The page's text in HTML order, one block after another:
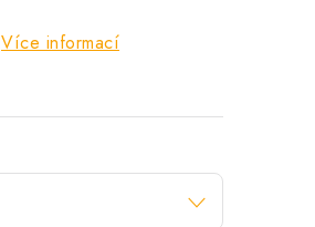
Více informací